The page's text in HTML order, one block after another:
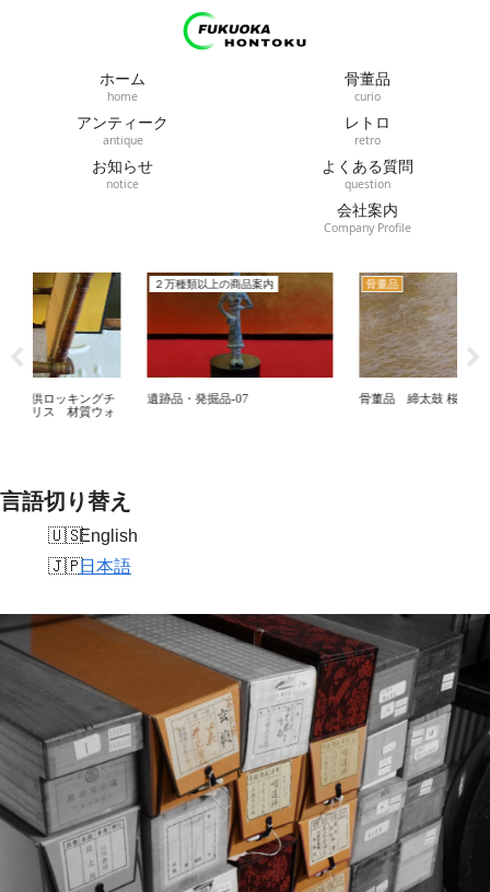
ホーム
home
骨董品
curio
アンティーク
antique
レトロ
retro
お知らせ
notice
よくある質問
question
会社案内
Company Profile
２万種類以上の商品案内
遺跡品・発掘品-07
骨董品
骨董品 締太鼓 桜模様 太鼓バチ
言語切り替え
English
日本語